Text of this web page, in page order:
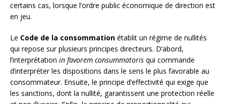
certains cas, lorsque l’ordre public économique de direction est
en jeu.
Le Code de la consommation établit un régime de nullités
qui repose sur plusieurs principes directeurs. D’abord,
l’interprétation in favorem consummatoris qui commande
d’interpréter les dispositions dans le sens le plus favorable au
consommateur. Ensuite, le principe d’effectivité qui exige que
les sanctions, dont la nullité, garantissent une protection réelle